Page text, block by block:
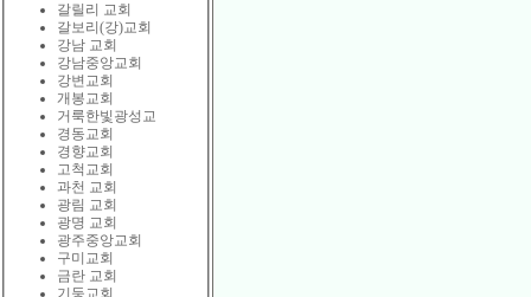
갈릴리 교회
갈보리(강)교회
강남 교회
강남중앙교회
강변교회
개봉교회
거룩한빛광성교
경동교회
경향교회
고척교회
과천 교회
광림 교회
광명 교회
광주중앙교회
구미교회
금란 교회
기둥교회